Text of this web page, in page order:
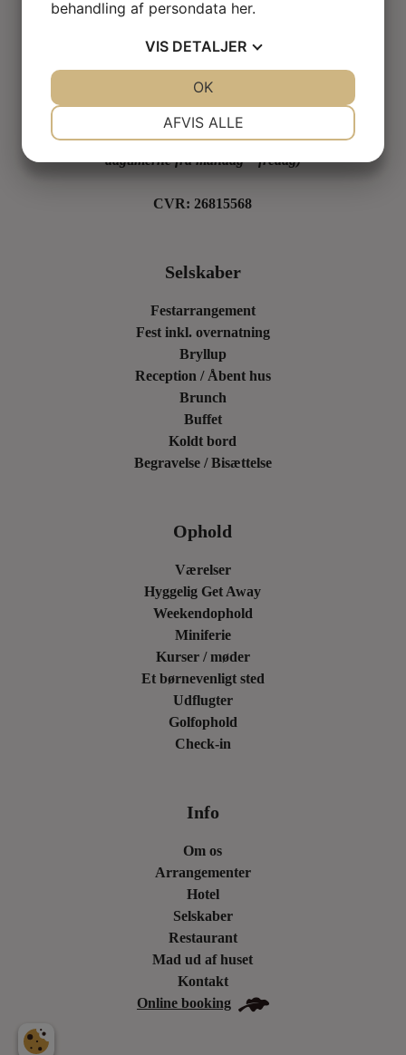
Hotel Skovridergaarden
4900 Nakskov
+45 54 92 03 55
hotel@skovridergaarden.dk
(Meddelelser besvares i
dagtimerne fra mandag – fredag)
CVR: 26815568
Selskaber
Festarrangement
Fest inkl. overnatning
Bryllup
Reception / Åbent hus
Brunch
Buffet
Koldt bord
Begravelse / Bisættelse
Ophold
Værelser
Hyggelig Get Away
Weekendophold
Miniferie
Kurser / møder
Et børnevenligt sted
Udflugter
Golfophold
Check-in
Info
Om os
Arrangementer
Hotel
Selskaber
Restaurant
Mad ud af huset
Kontakt
Online booking
behandling af persondata her.
VIS DETALJER
AFVIS ALLE
OK